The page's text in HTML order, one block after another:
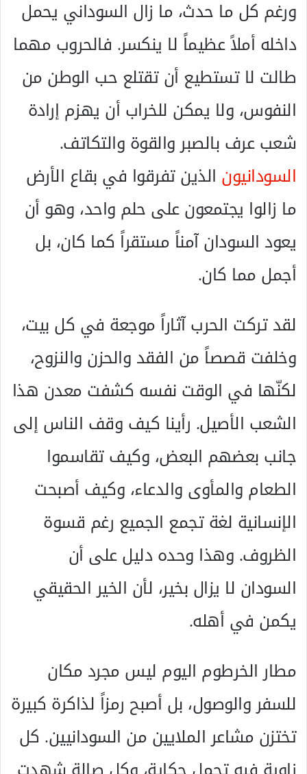
ورغم كل ما حدث، ما زال السوداني يحمل
داخله أملاً عظيماً لا ينكسر. فالحروب مهما
طالت لا تستطيع أن تقتلع حب الوطن من
النفوس، ولا يمكن للخراب أن يهزم إرادة
شعب عرف بالصبر والقوة والتكاتف.
السودانيون الذين تفرقوا في بقاع الأرض
ما زالوا يجتمعون على حلم واحد، وهو أن
يعود السودان آمناً مستقراً كما كان، بل
أجمل مما كان.
لقد تركت الحرب آثاراً موجعة في كل بيت،
وخلفت قصصاً من الفقد والحزن والنزوح،
لكنّها في الوقت نفسه كشفت معدن هذا
الشعب الأصيل. رأينا كيف وقف الناس إلى
جانب بعضهم البعض، وكيف تقاسموا
الطعام والمأوى والدعاء، وكيف أصبحت
الإنسانية لغة تجمع الجميع رغم قسوة
الظروف. وهذا وحده دليل على أن
السودان لا يزال بخير، لأن الخير الحقيقي
يكمن في أهله.
مطار الخرطوم اليوم ليس مجرد مكان
للسفر والوصول، بل أصبح رمزاً لذاكرة كبيرة
تختزن مشاعر الملايين من السودانيين. كل